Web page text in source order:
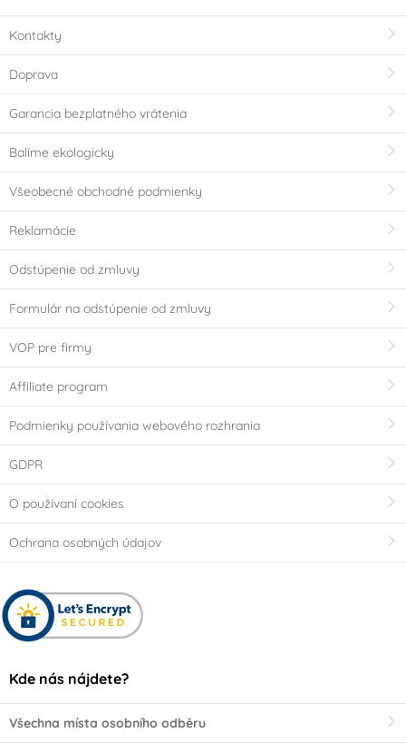
Kontakty
Doprava
Garancia bezplatného vrátenia
Balíme ekologicky
Všeobecné obchodné podmienky
Reklamácie
Odstúpenie od zmluvy
Formulár na odstúpenie od zmluvy
VOP pre firmy
Affiliate program
Podmienky používania webového rozhrania
GDPR
O používaní cookies
Ochrana osobných údajov
Kde nás nájdete?
Všechna místa osobního odběru